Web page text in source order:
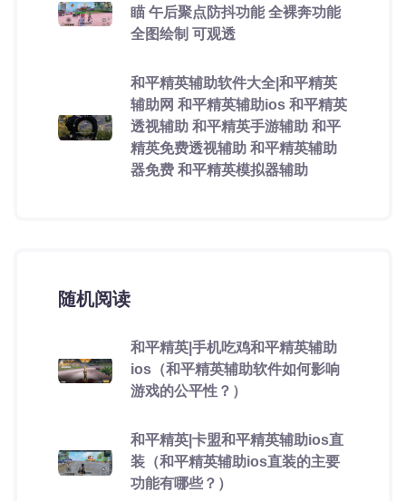
瞄 午后聚点防抖功能 全裸奔功能
全图绘制 可观透
和平精英辅助软件大全|和平精英
辅助网 和平精英辅助ios 和平精英
透视辅助 和平精英手游辅助 和平
精英免费透视辅助 和平精英辅助
器免费 和平精英模拟器辅助
随机阅读
和平精英|手机吃鸡和平精英辅助
ios（和平精英辅助软件如何影响
游戏的公平性？）
和平精英|卡盟和平精英辅助ios直
装（和平精英辅助ios直装的主要
功能有哪些？）